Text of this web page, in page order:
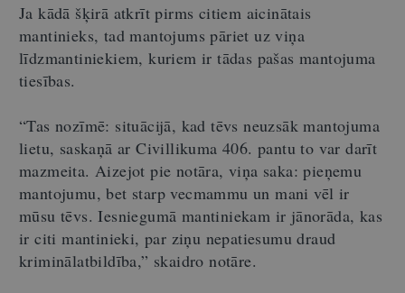
Ja kādā šķirā atkrīt pirms citiem aicinātais
mantinieks, tad mantojums pāriet uz viņa
līdzmantiniekiem, kuriem ir tādas pašas mantojuma
tiesības.
“Tas nozīmē: situācijā, kad tēvs neuzsāk mantojuma
lietu, saskaņā ar Civillikuma 406. pantu to var darīt
mazmeita. Aizejot pie notāra, viņa saka: pieņemu
mantojumu, bet starp vecmammu un mani vēl ir
mūsu tēvs. Iesniegumā mantiniekam ir jānorāda, kas
ir citi mantinieki, par ziņu nepatiesumu draud
kriminālatbildība,” skaidro notāre.